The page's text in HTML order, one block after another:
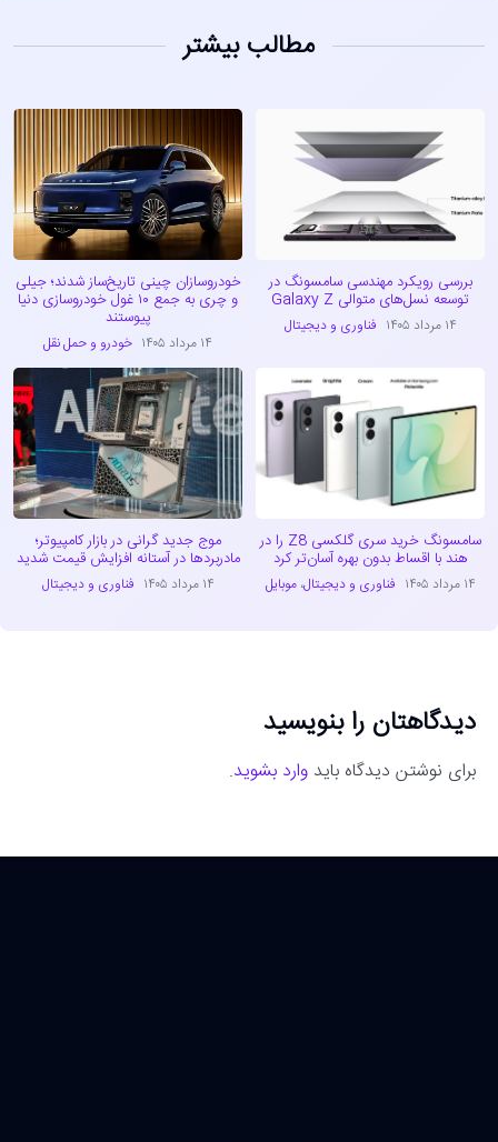
مطالب بیشتر
بررسی رویکرد مهندسی سامسونگ در
توسعه نسل‌های متوالی Galaxy Z
۱۴ مرداد ۱۴۰۵ فناوری و دیجیتال
خودروسازان چینی تاریخ‌ساز شدند؛ جیلی
و چری به جمع ۱۰ غول خودروسازی دنیا
پیوستند
۱۴ مرداد ۱۴۰۵ خودرو و حمل نقل
سامسونگ خرید سری گلکسی Z8 را در
هند با اقساط بدون بهره آسان‌تر کرد
۱۴ مرداد ۱۴۰۵ فناوری و دیجیتال،موبایل
موج جدید گرانی در بازار کامپیوتر؛
مادربردها در آستانه افزایش قیمت شدید
۱۴ مرداد ۱۴۰۵ فناوری و دیجیتال
دیدگاهتان را بنویسید
برای نوشتن دیدگاه باید وارد بشوید.